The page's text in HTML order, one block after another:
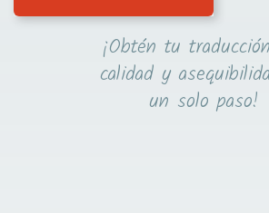
¡Obtén tu
calidad y
un solo paso!